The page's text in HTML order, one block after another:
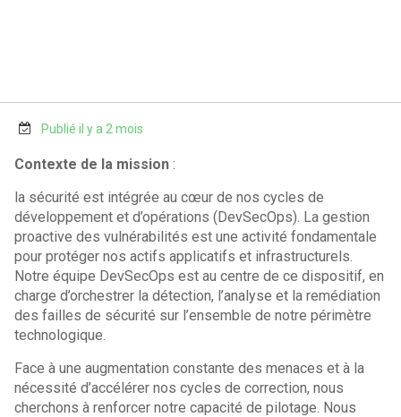
Publié il y a 2 mois
Contexte de la mission:
la sécurité est intégrée au cœur de nos cycles de
développement et d’opérations (DevSecOps). La gestion
proactive des vulnérabilités est une activité fondamentale
pour protéger nos actifs applicatifs et infrastructurels.
Notre équipe DevSecOps est au centre de ce dispositif, en
charge d’orchestrer la détection, l’analyse et la remédiation
des failles de sécurité sur l’ensemble de notre périmètre
technologique.
Face à une augmentation constante des menaces et à la
nécessité d’accélérer nos cycles de correction, nous
cherchons à renforcer notre capacité de pilotage. Nous